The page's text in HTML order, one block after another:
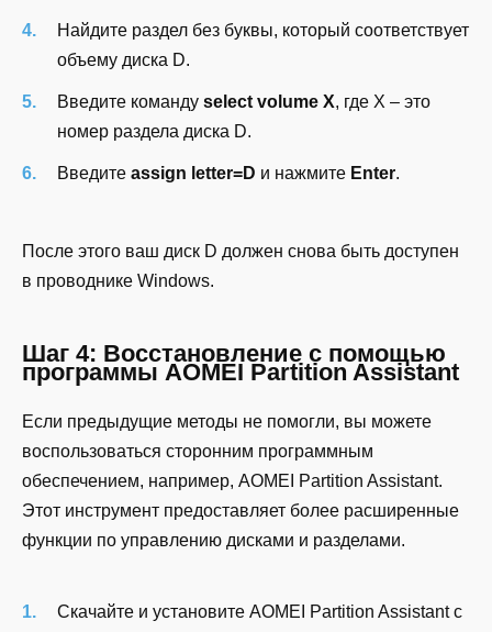
Найдите раздел без буквы, который соответствует
объему диска D.
Введите команду select volume X, где X – это
номер раздела диска D.
Введите assign letter=D и нажмите Enter.
После этого ваш диск D должен снова быть доступен
в проводнике Windows.
Шаг 4: Восстановление с помощью
программы AOMEI Partition Assistant
Если предыдущие методы не помогли, вы можете
воспользоваться сторонним программным
обеспечением, например, AOMEI Partition Assistant.
Этот инструмент предоставляет более расширенные
функции по управлению дисками и разделами.
Скачайте и установите AOMEI Partition Assistant с